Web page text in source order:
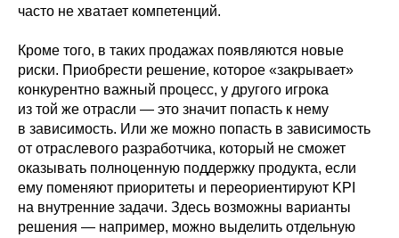
часто не хватает компетенций.
Кроме того, в таких продажах появляются новые
риски. Приобрести решение, которое «закрывает»
конкурентно важный процесс, у другого игрока
из той же отрасли — это значит попасть к нему
в зависимость. Или же можно попасть в зависимость
от отраслевого разработчика, который не сможет
оказывать полноценную поддержку продукта, если
ему поменяют приоритеты и переориентируют KPI
на внутренние задачи. Здесь возможны варианты
решения — например, можно выделить отдельную